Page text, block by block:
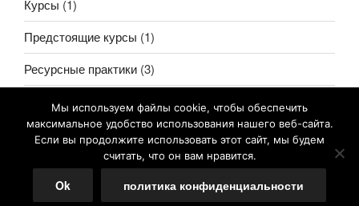
Курсы (1)
Предстоящие курсы (1)
Ресурсные практики (3)
политика конфиденциальности
Мы используем файлы cookie, чтобы обеспечить
максимальное удобство использования нашего веб-сайта.
Если вы продолжите использовать этот сайт, мы будем
считать, что он вам нравится.
Ok политика конфиденциальности